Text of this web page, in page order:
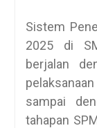
Sistem
2025 di
berjalan
sampai
tahapan